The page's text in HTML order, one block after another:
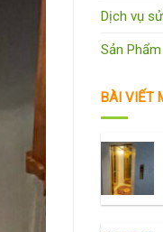
Dịch vụ
Sản Phẩm
BÀI VIẾT